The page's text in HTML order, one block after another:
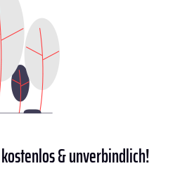
& unverbindlich!